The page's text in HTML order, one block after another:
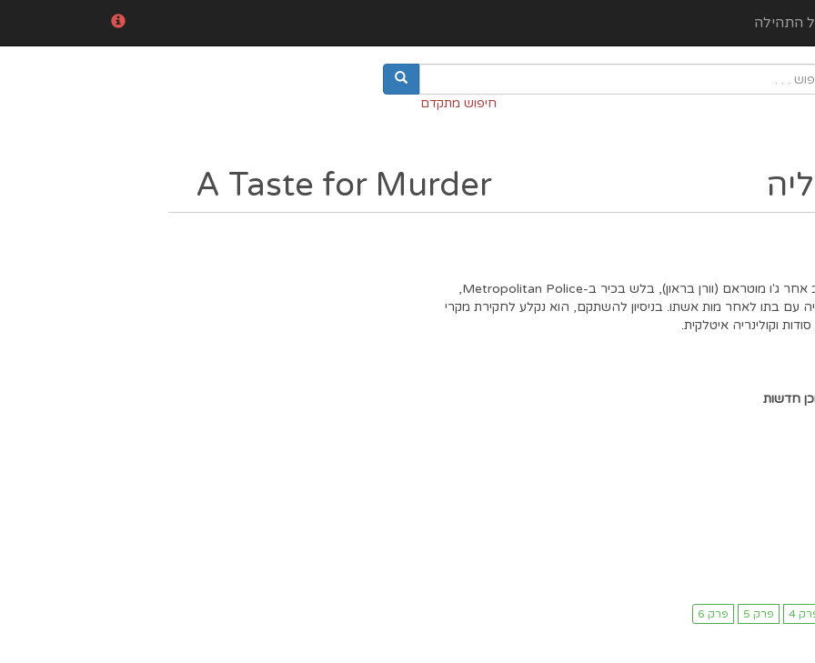
התהילה
חיפוש מתקדם
A Taste for Murder
מותחן פשע בריטי העוקב אחר ג'ו מוטראם (וורן בראון), בלש בכיר ב-Metropolitan Police,
עם בתו לאחר מות אשתו. בניסיון להשתקם, הוא נקלע לחקירת מקרי
וקולינריה איטלקית.
חדשות